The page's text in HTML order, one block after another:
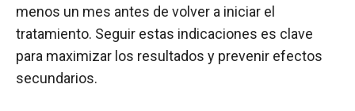
menos un mes antes de volver a iniciar el
tratamiento. Seguir estas indicaciones es clave
para maximizar los resultados y prevenir efectos
secundarios.